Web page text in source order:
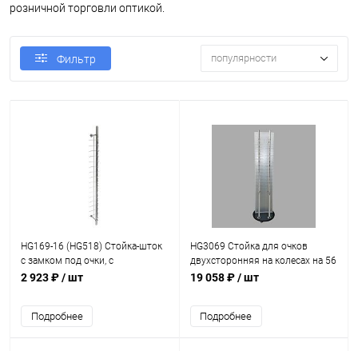
розничной торговли оптикой.
Фильтр популярности
HG169-16 (HG518) Стойка-шток
с замком под очки, с
креплением к стене, на 16 мест
2 923 ₽/ шт
Подробнее
HG3069 Стойка для очков
двухсторонняя на колесах на 56
оправ. Цвет: серый
19 058 ₽/ шт
Подробнее